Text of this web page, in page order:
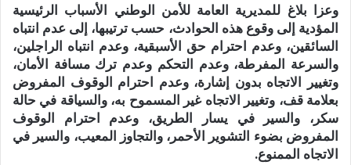
وعزا بلاغ للمديرية العامة للأمن الوطني الأسباب الرئيسية
المؤدية إلى وقوع هذه الحوادث، حسب ترتيبها، إلى عدم انتباه
السائقين، وعدم احترام حق الأسبقية، وعدم انتباه الراجلين،
والسرعة المفرطة، وعدم التحكم وعدم ترك مسافة الأمان،
وتغيير الاتجاه بدون إشارة، وعدم احترام الوقوف المفروض
بعلامة قف، وتغيير الاتجاه غير المسموح به، والسياقة في حالة
سكر، والسير في يسار الطريق، وعدم احترام الوقوف
المفروض بضوء التشوير الأحمر، والتجاوز المعيب، والسير في
الاتجاه الممنوع.